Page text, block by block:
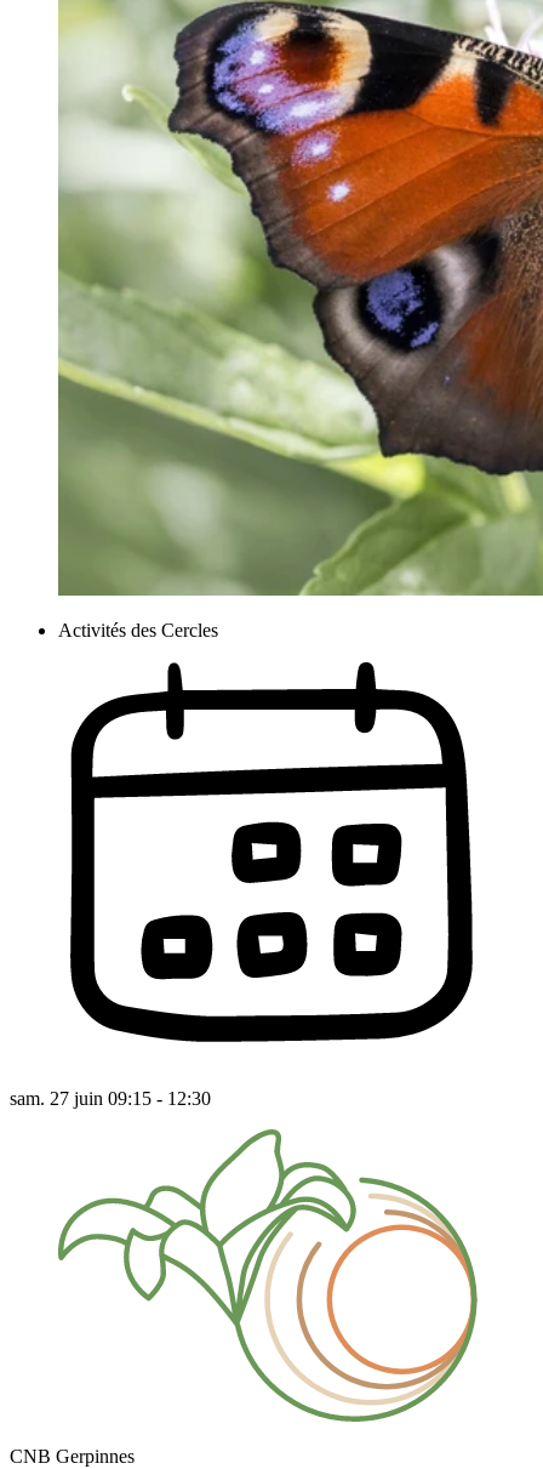
Activités des Cercles
sam. 27 juin 09:15 - 12:30
CNB Gerpinnes